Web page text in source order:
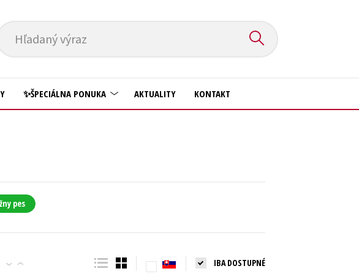
Hľadaný výraz
Kuchárske knihy
New Adult
Obchod a ekonómia
Prírodné vedy
✨ŠPECIÁLNA PONUKA AKTUALITY KONTAKT
pes
IBA DOSTUPNÉ